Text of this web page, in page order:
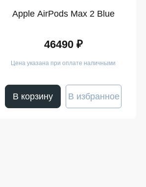
Apple AirPods Max 2 Blue
46490 ₽
Цена указана при оплате наличными
В корзину В избранное